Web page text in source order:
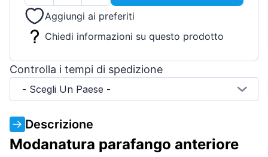
Aggiungi ai preferiti
Chiedi informazioni su questo prodotto
Controlla i tempi di spedizione
- Scegli Un Paese -
Descrizione
Modanatura parafango anteriore